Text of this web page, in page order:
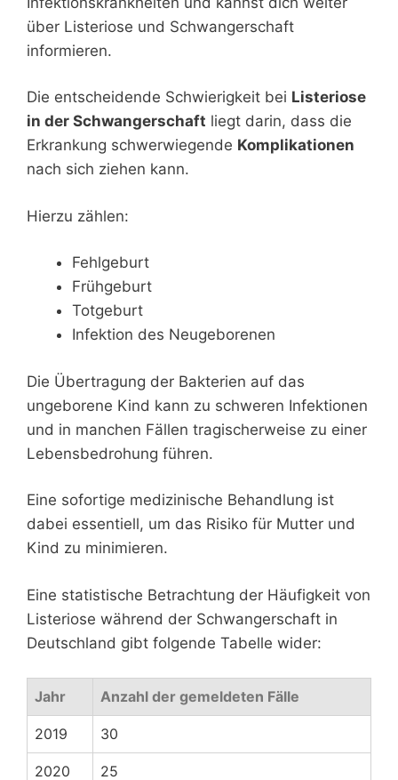
über Listeriose und Schwangerschaft
informieren.
Die entscheidende Schwierigkeit bei Listeriose
in der Schwangerschaft liegt darin, dass die
Erkrankung schwerwiegende Komplikationen
nach sich ziehen kann.
Hierzu zählen:
Fehlgeburt
Frühgeburt
Totgeburt
Infektion des Neugeborenen
Die Übertragung der Bakterien auf das
ungeborene Kind kann zu schweren Infektionen
und in manchen Fällen tragischerweise zu einer
Lebensbedrohung führen.
Eine sofortige medizinische Behandlung ist
dabei essentiell, um das Risiko für Mutter und
Kind zu minimieren.
Eine statistische Betrachtung der Häufigkeit von
Listeriose während der Schwangerschaft in
Deutschland gibt folgende Tabelle wider:
Jahr Anzahl der gemeldeten Fälle
2019 30
2020 25